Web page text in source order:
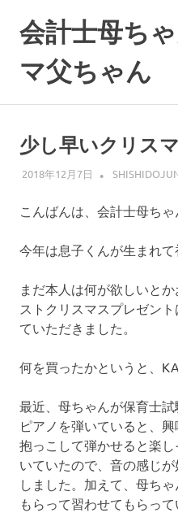
へ
会計士母ち
マ父ちゃん
少し早いクリス
2018年12月7日
こんばんは、会計士母ちゃ
今年は息子くんが生まれ
まだ本人は何が欲しいと
ストクリスマスプレゼン
ていただきました。
何を買ったかというと、
最近、母ちゃんが保育士
ピアノを弾いていると、
抱っこして弾かせると楽
いていたので、音の感じ
しました。加えて、母ち
もらって習わせてもらっ